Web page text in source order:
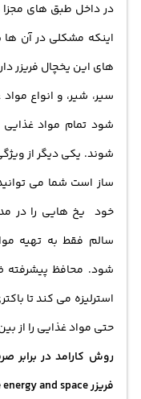
در داخل طبق های مجزا
اینکه مشکلی در آن
های این یخچال فریزر
سیر، شیر، و انواع
شود تمام مواد
شوند. یکی دیگر از
ساز است شما می
خود یخ هایی را در
سالم فقط به تهیه
شود. محافظ
استرلیزه می کند تا
حتی مواد غذایی را از
روش کارامد در برابر
فریزر Shed new light on ways to save energy and space